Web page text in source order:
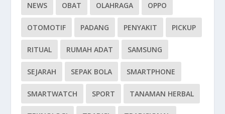
NEWS OBAT OLAHRAGA OPPO
OTOMOTIF PADANG PENYAKIT PICKUP
RITUAL RUMAH ADAT SAMSUNG
SEJARAH SEPAK BOLA SMARTPHONE
SMARTWATCH SPORT TANAMAN HERBAL